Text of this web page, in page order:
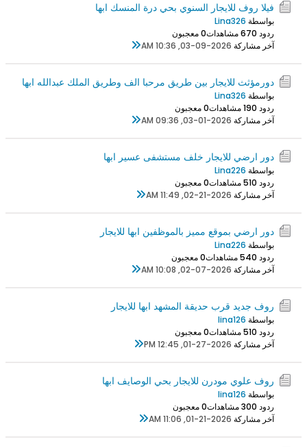
فيلا روف للايجار السنوي بحي درة المنسك ابها
بواسطة Lina326
ردود 0
67 مشاهدات
0 معجبون
آخر مشاركة 03-09-2026, 10:36 AM
دورمؤثث للايجار بين طريق مرحبا الف وطريق الملك عبدالله ابها
بواسطة Lina326
ردود 0
19 مشاهدات
0 معجبون
آخر مشاركة 03-01-2026, 09:36 AM
دور ارضي للايجار خلف مستشفى عسير ابها
بواسطة Lina226
ردود 0
51 مشاهدات
0 معجبون
آخر مشاركة 02-21-2026, 11:49 AM
دور ارضي بموقع مميز بالموظفين ابها للايجار
بواسطة Lina226
ردود 0
54 مشاهدات
0 معجبون
آخر مشاركة 02-07-2026, 10:08 AM
روف جديد قرب حديقة المشهد ابها للايجار
بواسطة lina126
ردود 0
51 مشاهدات
0 معجبون
آخر مشاركة 01-27-2026, 12:45 PM
روف علوي مودرن للايجار بحي الوصايف ابها
بواسطة lina126
ردود 0
30 مشاهدات
0 معجبون
آخر مشاركة 01-21-2026, 11:06 AM